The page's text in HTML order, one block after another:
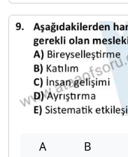
A B